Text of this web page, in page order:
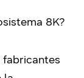
8K?
fabricantes